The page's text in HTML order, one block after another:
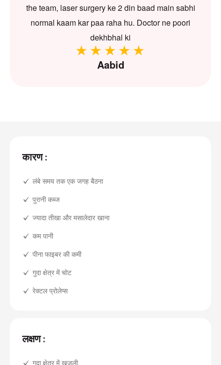
the team, laser surgery ke 2 din baad main sabhi
normal kaam kar paa raha hu. Doctor ne poori
dekhbhal ki
Aabid
कारण :
लंबे समय तक एक जगह बैठना
पुरानी कब्ज
ज्यादा तीखा और मसालेदार खाना
कम पानी
पीना फाइबर की कमी
गुदा क्षेत्र में चोट
रेक्टल प्रोलेप्स
लक्षण :
गुदा क्षेत्र में खुजली